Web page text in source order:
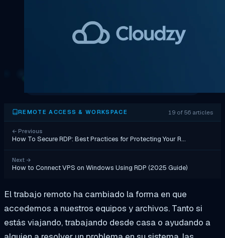
REMOTE ACCESS & WORKSPACE 19 of 56 articles
← Previous
How To Secure RDP: Best Practices for Protecting Your R…
Next →
How to Connect VPS on Windows Using RDP (2025 Guide)
El trabajo remoto ha cambiado la forma en que
accedemos a nuestros equipos y archivos. Tanto si
estás viajando, trabajando desde casa o ayudando a